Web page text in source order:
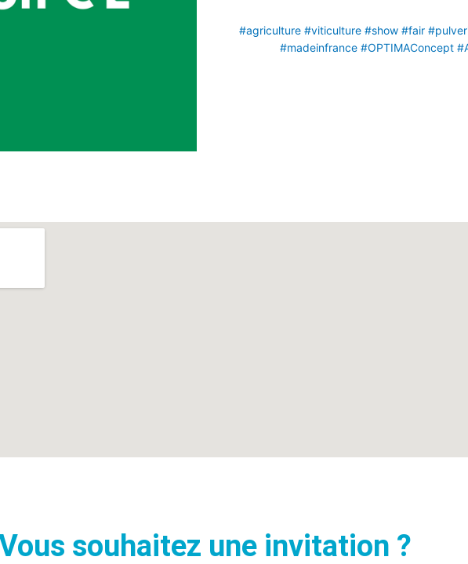
#agriculture #viticulture #show #fair
#madeinfrance #OPTIMAConcept
souhaitez une invitation ?